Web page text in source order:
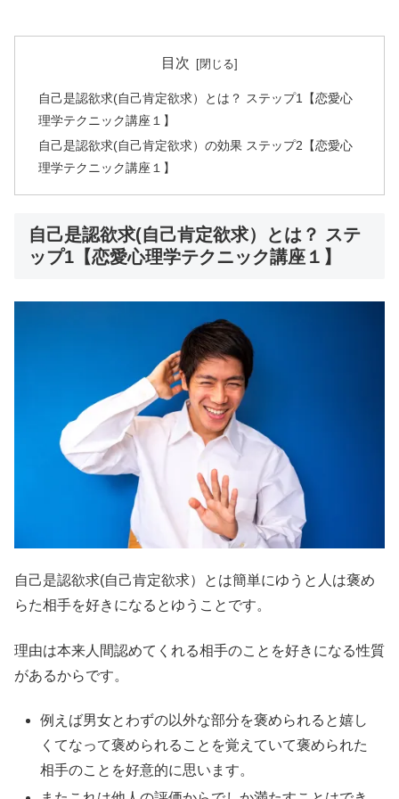
目次
自己是認欲求(自己肯定欲求）とは？ ステップ1【恋愛心
理学テクニック講座１】
自己是認欲求(自己肯定欲求）の効果 ステップ2【恋愛心
理学テクニック講座１】
自己是認欲求(自己肯定欲求）とは？ ステ
ップ1【恋愛心理学テクニック講座１】
自己是認欲求(自己肯定欲求）とは簡単にゆうと人は褒め
らた相手を好きになるとゆうことです。
理由は本来人間認めてくれる相手のことを好きになる性質
があるからです。
例えば男女とわずの以外な部分を褒められると嬉し
くてなって褒められることを覚えていて褒められた
相手のことを好意的に思います。